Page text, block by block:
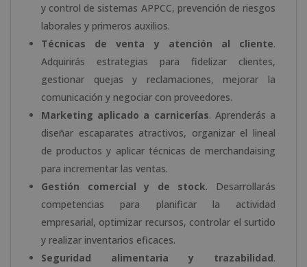
y control de sistemas APPCC, prevención de riesgos
laborales y primeros auxilios.
Técnicas de venta y atención al cliente.
Adquirirás estrategias para fidelizar clientes,
gestionar quejas y reclamaciones, mejorar la
comunicación y negociar con proveedores.
Marketing aplicado a carnicerías. Aprenderás a
diseñar escaparates atractivos, organizar el lineal
de productos y aplicar técnicas de merchandaising
para incrementar las ventas.
Gestión comercial y de stock. Desarrollarás
competencias para planificar la actividad
empresarial, optimizar recursos, controlar el surtido
y realizar inventarios eficaces.
Seguridad alimentaria y trazabilidad.